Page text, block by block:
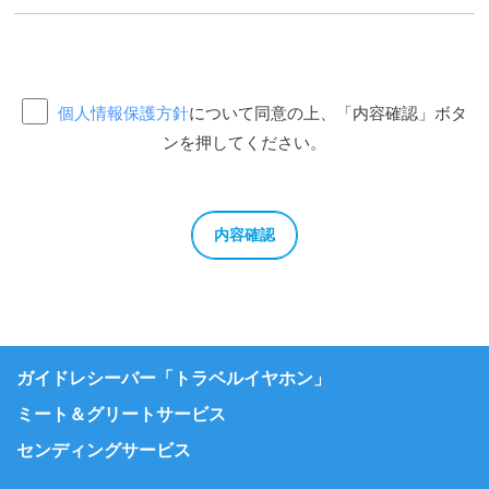
個人情報保護方針について同意の上、「内容確認」ボタ
ンを押してください。
ガイドレシーバー「トラベルイヤホン」
ミート＆グリートサービス
センディングサービス